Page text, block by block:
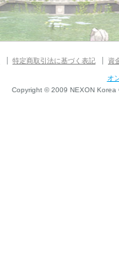
特定商取引法に基づく表記 資
オ
Copyright © 2009 NEXON Korea